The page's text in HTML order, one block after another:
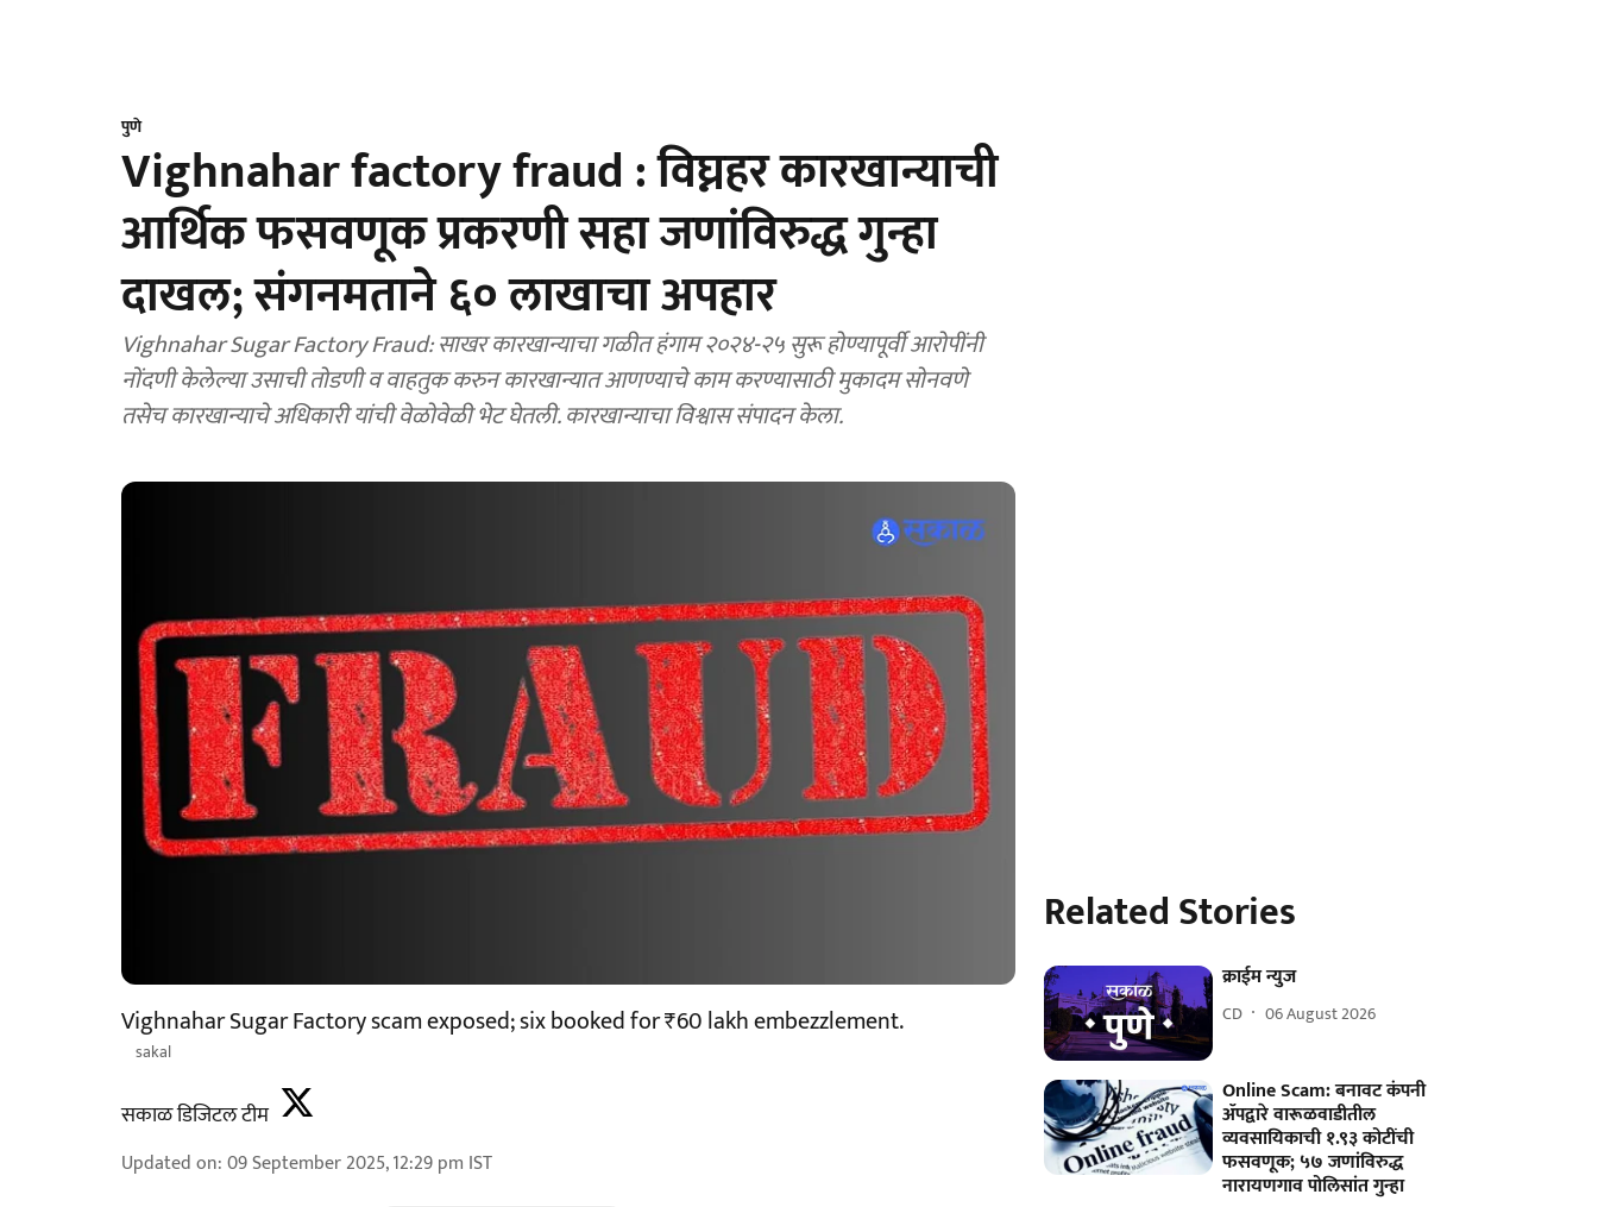
पुणे
Vighnahar factory fraud : विघ्नहर कारखान्याची
आर्थिक फसवणूक प्रकरणी सहा जणांविरुद्ध गुन्हा
दाखल; संगनमताने ६० लाखाचा अपहार
Vighnahar Sugar Factory Fraud: साखर कारखान्याचा गळीत हंगाम २०२४-२५ सुरू होण्यापूर्वी आरोपींनी
नोंदणी केलेल्या उसाची तोडणी व वाहतुक करुन कारखान्यात आणण्याचे काम करण्यासाठी मुकादम सोनवणे
तसेच कारखान्याचे अधिकारी यांची वेळोवेळी भेट घेतली. कारखान्याचा विश्वास संपादन केला.
Vighnahar Sugar Factory scam exposed; six booked for ₹60 lakh embezzlement.
sakal
सकाळ डिजिटल टीम
Updated on:09 September 2025, 12:29 pm IST
Related Stories
क्राईम न्युज
CD 06 August 2026
Online Scam: बनावट कंपनी
ॲपद्वारे वारूळवाडीतील
व्यवसायिकाची १.९३ कोटींची
फसवणूक; ५७ जणांविरुद्ध
नारायणगाव पोलिसांत गुन्हा